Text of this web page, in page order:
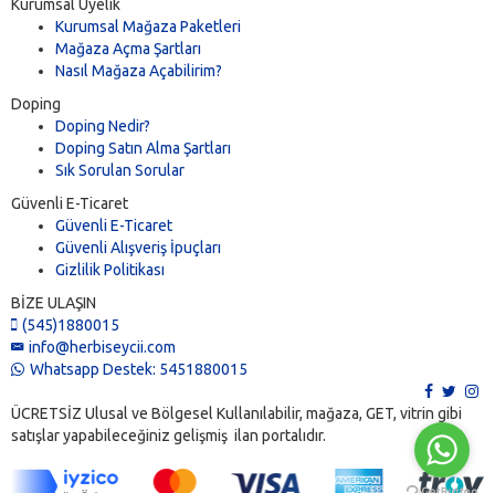
Kurumsal Üyelik
Kurumsal Mağaza Paketleri
Mağaza Açma Şartları
Nasıl Mağaza Açabilirim?
Doping
Doping Nedir?
Doping Satın Alma Şartları
Sık Sorulan Sorular
Güvenli E-Ticaret
Güvenli E-Ticaret
Güvenli Alışveriş İpuçları
Gizlilik Politikası
BİZE ULAŞIN
(545)1880015
info@herbiseycii.com
Whatsapp Destek: 5451880015
ÜCRETSİZ Ulusal ve Bölgesel Kullanılabilir, mağaza, GET, vitrin gibi
satışlar yapabileceğiniz gelişmiş ilan portalıdır.